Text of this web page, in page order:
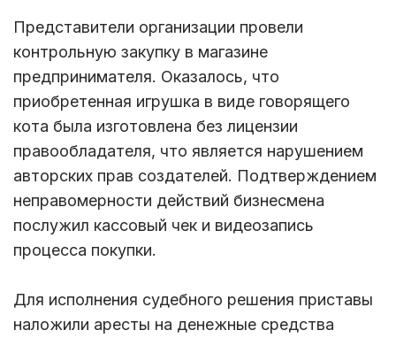
Представители организации провели
контрольную закупку в магазине
предпринимателя. Оказалось, что
приобретенная игрушка в виде говорящего
кота была изготовлена без лицензии
правообладателя, что является нарушением
авторских прав создателей. Подтверждением
неправомерности действий бизнесмена
послужил кассовый чек и видеозапись
процесса покупки.
Для исполнения судебного решения приставы
наложили аресты на денежные средства